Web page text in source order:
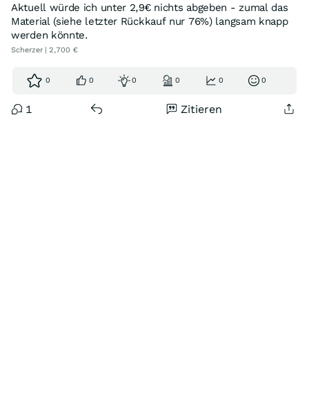
Aktuell würde ich unter 2,9€ nichts abgeben - zumal das
Material (siehe letzter Rückkauf nur 76%) langsam knapp
werden könnte.
Scherzer | 2,700 €
0 0 0 0 0 0
1 Zitieren